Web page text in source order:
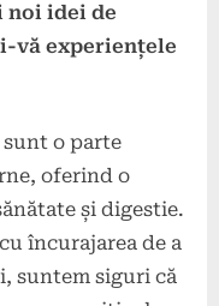
noi idei de
vă experiențele
o parte
oferind o
și digestie.
încurajarea de a
suntem siguri că